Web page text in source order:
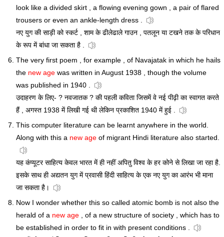
look like a divided skirt , a flowing evening gown , a pair of flared
trousers or even an ankle-length dress .
नए युग की साड़ी को स्कर्ट , शाम के ढीलेढाले गाउन , पतलून या टखने तक के परिधान
के रूप में बांधा जा सकता है .
The very first poem , for example , of Navajatak in which he hails
the new age was written in August 1938 , though the volume
was published in 1940 .
उदाहरण के लिए- ? नवजातक ? की पहली कविता जिसमें वे नई पीढ़ी का स्वागत करते
हैं , अगस्त 1938 में लिखी गई थी लेकिन प्रकाशित 1940 में हुई .
This computer literature can be learnt anywhere in the world.
Along with this a new age of migrant Hindi literature also started.
यह कंप्यूटर साहित्य केवल भारत में ही नहीं अपितु विश्व के हर कोने से लिखा जा रहा है.
इसके साथ ही अद्यतन युग में प्रवासी हिंदी साहित्य के एक नए युग का आरंभ भी माना
जा सकता है।
Now I wonder whether this so called atomic bomb is not also the
herald of a new age , of a new structure of society , which has to
be established in order to fit in with present conditions .